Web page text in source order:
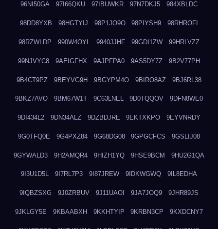
96NI50GA 97I66QKU 97IBUWKR 97N7DKJ5 984XBLDC
98DD8YXB 98HGTYIJ 98P1JO9O 98PIYSH9 98RHROFI
98RZWLDP 990W4OYL 9940JJHF 99GDI1ZW 99HRLVZZ
99NJVYC8 9AEIGFHX 9AJPFPA0 9AS5DY7Z 9B2V77PH
9B4CT9PZ 9BEYVG9H 9BGYPM4O 9BIRO8AZ 9BJ6RL38
9BKZ7AVO 9BM67W1T 9C63LNEL 9D0TQQOV 9DFN8WE0
9DI434L2 9DN34ALZ 9DZBDJRE 9EKTXKPO 9EYVNRDY
9G0TFQ0E 9G4PXZ84 9G68DG08 9GPGCFCS 9GSLIJ08
9GYWALD3 9H2AMQR4 9HIZH1YQ 9HSE9BCM 9HU2G1QA
9I3U1D5L 9I7RL7P3 9I87JREW 9IDKWGWQ 9IL8EDHA
9IQBZSXG 9J0ZRBUV 9J11UAOI 9JA7JOQ9 9JHR89JS
9JKLGY5E 9KBAABXH 9KKHTYIP 9KRBN3CP 9KXDCNY7